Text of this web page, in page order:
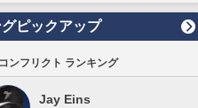
ピックアップ
ンフリクト ランキング
Jay Eins